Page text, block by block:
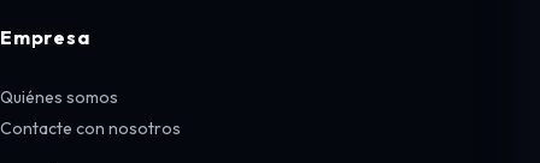
Empresa
Quiénes somos
Contacte con nosotros